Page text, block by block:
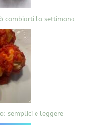
cambiarti la settimana
semplici e leggere